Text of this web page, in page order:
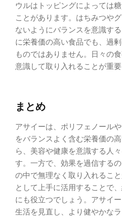
ウルはトッピングによっては
ことがあります。はちみつや
ないようにバランスを意識す
に栄養価の高い食品でも、過
ものではありません。日々の
意識して取り入れることが重要
まとめ
アサイーは、ポリフェノール
をバランスよく含む栄養価の
ら、美容や健康を意識する人
す。一方で、効果を過信する
の中で無理なく取り入れるこ
として上手に活用することで
にも役立つでしょう。アサイ
生活を見直し、より健やかな